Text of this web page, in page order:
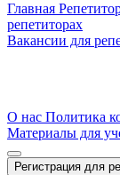
Главная
репетиторах
Вакансии для
О нас Политика
Материалы для
Регистрация для